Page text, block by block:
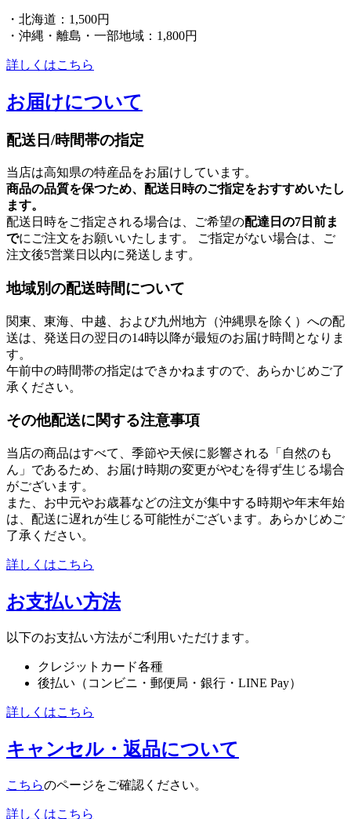
・北海道：1,500円
・沖縄・離島・一部地域：1,800円
詳しくはこちら
お届けについて
配送日/時間帯の指定
当店は高知県の特産品をお届けしています。
商品の品質を保つため、配送日時のご指定をおすすめいたし
ます。
配送日時をご指定される場合は、ご希望の配達日の7日前ま
でにご注文をお願いいたします。 ご指定がない場合は、ご
注文後5営業日以内に発送します。
地域別の配送時間について
関東、東海、中越、および九州地方（沖縄県を除く）への配
送は、発送日の翌日の14時以降が最短のお届け時間となりま
す。
午前中の時間帯の指定はできかねますので、あらかじめご了
承ください。
その他配送に関する注意事項
当店の商品はすべて、季節や天候に影響される「自然のも
ん」であるため、お届け時期の変更がやむを得ず生じる場合
がございます。
また、お中元やお歳暮などの注文が集中する時期や年末年始
は、配送に遅れが生じる可能性がございます。あらかじめご
了承ください。
詳しくはこちら
お支払い方法
以下のお支払い方法がご利用いただけます。
クレジットカード各種
後払い（コンビニ・郵便局・銀行・LINE Pay）
詳しくはこちら
キャンセル・返品について
こちらのページをご確認ください。
詳しくはこちら